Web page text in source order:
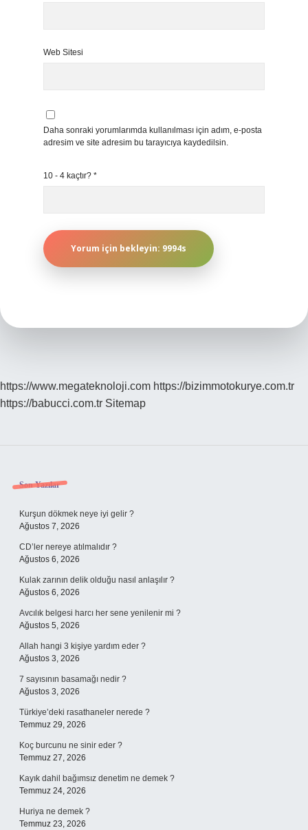
Web Sitesi
Daha sonraki yorumlarımda kullanılması için adım, e-posta
adresim ve site adresim bu tarayıcıya kaydedilsin.
10 - 4 kaçtır? *
https://www.megateknoloji.com https://bizimmotokurye.com.tr
https://babucci.com.tr Sitemap
Sidebar
Son Yazılar
Kurşun dökmek neye iyi gelir ?
Ağustos 7, 2026
CD’ler nereye atılmalıdır ?
Ağustos 6, 2026
Kulak zarının delik olduğu nasıl anlaşılır ?
Ağustos 6, 2026
Avcılık belgesi harcı her sene yenilenir mi ?
Ağustos 5, 2026
Allah hangi 3 kişiye yardım eder ?
Ağustos 3, 2026
7 sayısının basamağı nedir ?
Ağustos 3, 2026
Türkiye’deki rasathaneler nerede ?
Temmuz 29, 2026
Koç burcunu ne sinir eder ?
Temmuz 27, 2026
Kayık dahil bağımsız denetim ne demek ?
Temmuz 24, 2026
Huriya ne demek ?
Temmuz 23, 2026